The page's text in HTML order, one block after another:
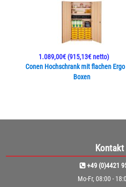
Conen Hochschrank mit flachen Ergo
Boxen
1.089,00€(915,13€ netto)
Kontakt
+49 (0)4421
Mo-Fr, 08:00 -